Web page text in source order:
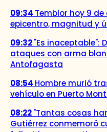
09:34 Temblor hoy 9
epicentro, magnitud y
09:32"Es inaceptable":
ataques con arma
Antofagasta
08:54 Hombre murió
vehículo en Puerto
08:22"Tantas cosas
Gutiérrez conmemoró